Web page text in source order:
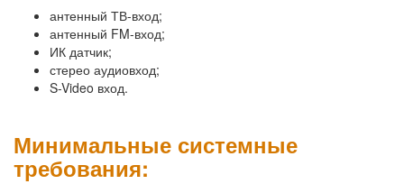
антенный ТВ-вход;
антенный FM-вход;
ИК датчик;
стерео аудиовход;
S-Video вход.
Минимальные системные
требования: